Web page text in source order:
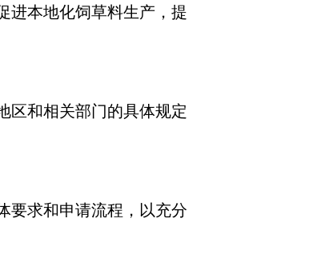
进本地化饲草料生产，提
区和相关部门的具体规定
要求和申请流程，以充分